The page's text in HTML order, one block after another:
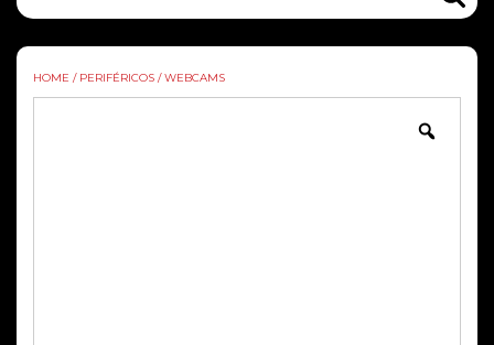
HOME / PERIFÉRICOS / WEBCAMS